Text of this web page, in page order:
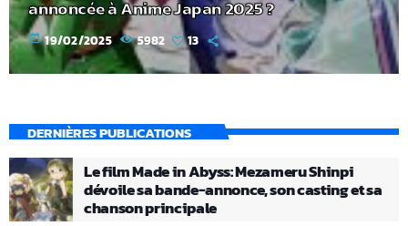
annoncée à Anime Japan 2025 ?
today 19/02/2025 5982 13
DERNIÈRES PUBLICATIONS
Le film Made in Abyss: Mezameru Shinpi
dévoile sa bande-annonce, son casting et sa
chanson principale